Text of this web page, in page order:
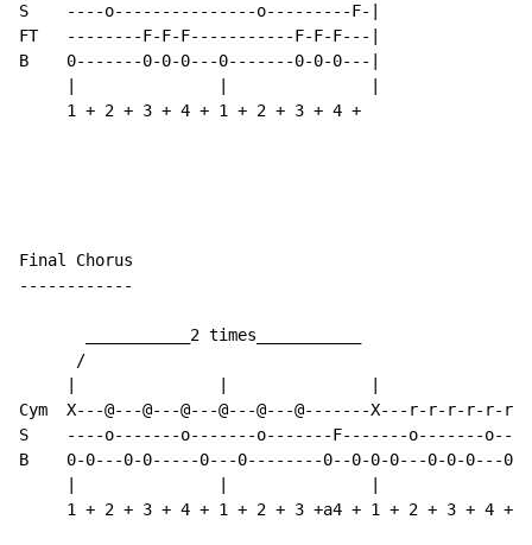
S    ----o---------------o---------F-|
FT   --------F-F-F-----------F-F-F- - -
B    0-------0-0-0---0-------0-0-0---|
     1 + 2 + 3 + 4 + 1 + 2 + 3 + 4 +
Final Chorus
------------
       ___________2 times___________
      /
Cym  X---@---@---@---@---@---@-------X---r-r-r-r-
S    ----o-------o-------o-------F-------o-------
B    0-0---0-0-----0---0--------0--0-0-0---0-0-0---0-
1 + 2 + 3 + 4 + 1 + 2 + 3 +a4 + 1 + 2 + 3 + 4 +